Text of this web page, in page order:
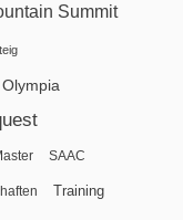
Summit
Olympia
SAAC
Training